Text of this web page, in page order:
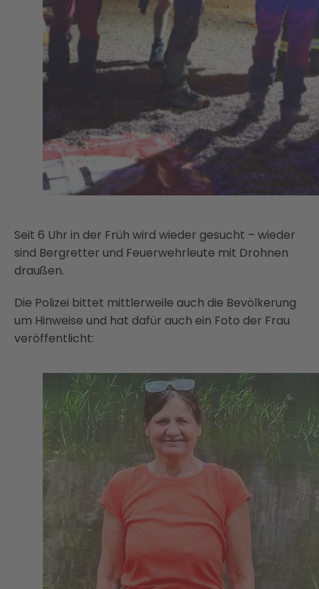
Seit 6 Uhr in der Früh wird wieder gesucht – wieder
sind Bergretter und Feuerwehrleute mit Drohnen
draußen.
Die Polizei bittet mittlerweile auch die Bevölkerung
um Hinweise und hat dafür auch ein Foto der Frau
veröffentlicht: